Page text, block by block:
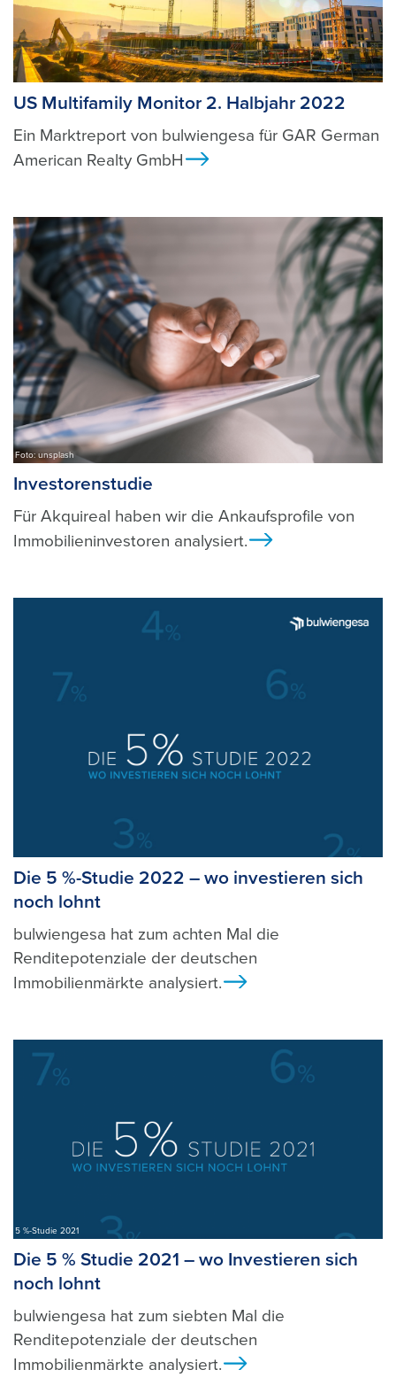
US Multifamily Monitor 2. Halbjahr 2022
Ein Marktreport von bulwiengesa für GAR German
American Realty GmbH
Foto: unsplash
Investorenstudie
Für Akquireal haben wir die Ankaufsprofile von
Immobilieninvestoren analysiert.
Die 5 %-Studie 2022 – wo investieren sich
noch lohnt
bulwiengesa hat zum achten Mal die
Renditepotenziale der deutschen
Immobilienmärkte analysiert.
5 %-Studie 2021
Die 5 % Studie 2021 – wo Investieren sich
noch lohnt
bulwiengesa hat zum siebten Mal die
Renditepotenziale der deutschen
Immobilienmärkte analysiert.